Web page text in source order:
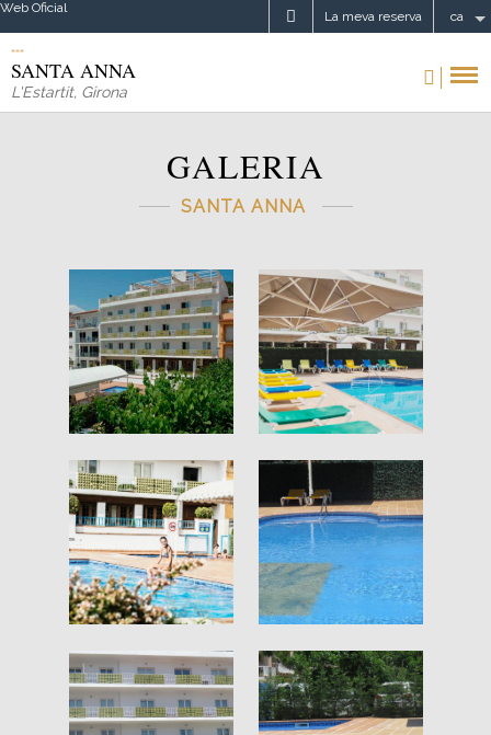
Web Oficial
La meva reserva ca
SANTA ANNA
L'Estartit, Girona
GALERIA
SANTA ANNA